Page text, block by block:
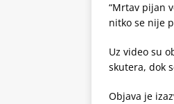
“Mrtav pijan
nitko se nije
Uz video su
skutera, dok
Objava je